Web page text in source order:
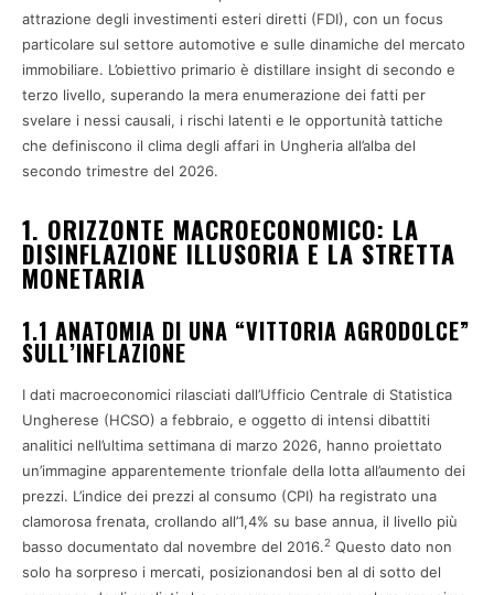
attrazione degli investimenti esteri diretti (FDI), con un focus
particolare sul settore automotive e sulle dinamiche del mercato
immobiliare. L’obiettivo primario è distillare insight di secondo e
terzo livello, superando la mera enumerazione dei fatti per
svelare i nessi causali, i rischi latenti e le opportunità tattiche
che definiscono il clima degli affari in Ungheria all’alba del
secondo trimestre del 2026.
1. ORIZZONTE MACROECONOMICO: LA
DISINFLAZIONE ILLUSORIA E LA STRETTA
MONETARIA
1.1 ANATOMIA DI UNA “VITTORIA AGRODOLCE”
SULL’INFLAZIONE
I dati macroeconomici rilasciati dall’Ufficio Centrale di Statistica
Ungherese (HCSO) a febbraio, e oggetto di intensi dibattiti
analitici nell’ultima settimana di marzo 2026, hanno proiettato
un’immagine apparentemente trionfale della lotta all’aumento dei
prezzi. L’indice dei prezzi al consumo (CPI) ha registrato una
clamorosa frenata, crollando all’1,4% su base annua, il livello più
basso documentato dal novembre del 2016.2 Questo dato non
solo ha sorpreso i mercati, posizionandosi ben al di sotto del